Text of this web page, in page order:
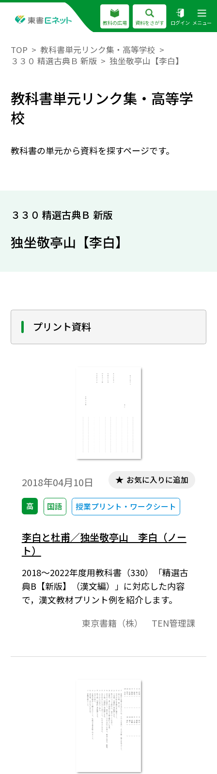
教科の広場 資料をさがす ログイン メニュー
TOP
教科書単元リンク集・高等学校
３３０ 精選古典Ｂ 新版
独坐敬亭山【李白】
教科書単元リンク集・高等学
校
教科書の単元から資料を探すページです。
３３０ 精選古典Ｂ 新版
独坐敬亭山【李白】
プリント資料
2018年04月10日
高 国語 授業プリント・ワークシート
お気に入りに追加
李白と杜甫／独坐敬亭山 李白（ノー
ト）
2018～2022年度用教科書（330）「精選古
典B【新版】（漢文編）」に対応した内容
で，漢文教材プリント例を紹介します。
東京書籍（株） TEN管理課